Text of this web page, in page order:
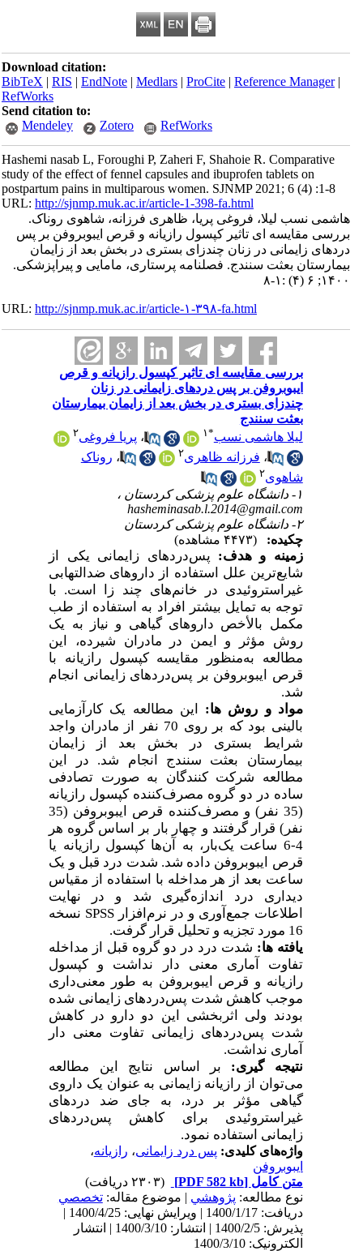
Download citation:
BibTeX|RIS|EndNote|Medlars|ProCite|Reference Manager
RefWorks
Send citation to:
Mendeley
Zotero RefWorks
Hashemi nasab L, Foroughi P, Zaheri F, Shahoie R. Comparative
study of the effect of fennel capsules and ibuprofen tablets on
postpartum pains in multiparous women. SJNMP 2021; 6 (4) :1-8
URL:http://sjnmp.muk.ac.ir/article-1-398-fa.html
هاشمی نسب لیلا، فروغی پریا، ظاهری فرزانه، شاهوی روناک.
بررسی مقایسه ای تاثیر کپسول رازیانه و قرص ایبوبروفن بر پس
دردهای زایمانی در زنان چندزای بستری در بخش بعد از زایمان
بیمارستان بعثت سنندج. فصلنامه پرستاری، مامایی و پیراپزشکی.
۱۴۰۰; ۶ (۴) :۱-۸
URL:http://sjnmp.muk.ac.ir/article-۱-۳۹۸-fa.html
بررسی مقایسه ای تاثیر کپسول رازیانه و قرص
ایبوبروفن بر پس دردهای زایمانی در زنان
چندزای بستری در بخش بعد از زایمان بیمارستان
بعثت سنندج
لیلا هاشمی نسب
۱ ،پریا فروغی
،فرزانه ظاهری ،روناک
شاهوی
hasheminasab.l.2014@gmail.com
چکیده:
زمینه و هدف:پس‌دردهای زایمانی یکی از
شایع‌ترین علل استفاده از داروهای ضدالتهابی
غیراستروئیدی در خانم‌های چند زا است. با
توجه به تمایل بیشتر افراد به استفاده از طب
مکمل بالأخص داروهای گیاهی و نیاز به یک
روش مؤثر و ایمن در مادران شیرده، این
مطالعه به‌منظور مقایسه کپسول رازیانه با
قرص ایبوبروفن بر پس‌دردهای زایمانی انجام
شد.
مواد و روش ها:این مطالعه یک کارآزمایی
بالینی بود که بر روی 70 نفر از مادران واجد
شرایط بستری در بخش بعد از زایمان
بیمارستان بعثت سنندج انجام شد. در این
مطالعه شرکت کنندگان به صورت تصادفی
ساده در دو گروه مصرف‌کننده کپسول رازیانه
(35 نفر) و مصرف‌کننده قرص ایبوبروفن (35
نفر) قرار گرفتند و چهار بار بر اساس گروه هر
4-6 ساعت یک‌بار، به آن‌ها کپسول رازیانه یا
قرص ایبوبروفن داده شد. شدت درد قبل و یک
ساعت بعد از هر مداخله با استفاده از مقیاس
دیداری درد اندازه‌گیری شد و در نهایت
اطلاعات جمع‌آوری و در نرم‌افزار SPSSنسخه
16 مورد تجزیه و تحلیل قرار گرفت
.
یافته ها:شدت درد در دو گروه قبل از مداخله
تفاوت آماری معنی
دار نداشت و کپسول
رازیانه و قرص ایبوبروفن به طور معنی‌داری
موجب کاهش شدت پس‌دردهای زایمانی شده
بودند ولی اثربخشی این دو دارو در کاهش
شدت پس‌دردهای زایمانی تفاوت معنیدا ر
آماری نداشت.
نتیجه
گیری:بر اساس نتایج این مطالعه
می‌توان از رازیانه زایمانی به عنوان یک داروی
گیاهی مؤثر بر درد، به جای ضد دردهای
غیراستروئیدی برای کاهش پس‌دردهای
زایمانی استفاده نمود.
واژه‌های کلیدی:پس درد زایمانی،رازیانه،
ایبوبروفن
متن کامل[PDF 582 kb]
نوع مطالعه:پژوهشي| موضوع مقاله:تخصصي
دریافت: 1400/1/17 | ویرایش نهایی: 1400/4/25 |
پذیرش: 1400/2/5 | انتشار: 1400/3/10 | انتشار
الکترونیک: 1400/3/10